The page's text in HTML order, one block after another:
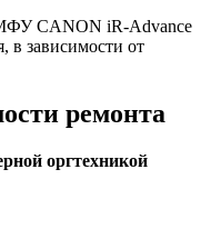
CANON iR-Advance
в зависимости от
ремонта
оргтехникой